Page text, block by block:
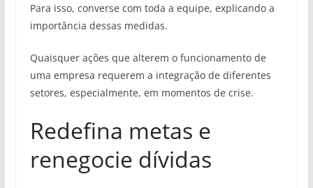
Para isso, converse com toda a equipe, explicando a
importância dessas medidas.
Quaisquer ações que alterem o funcionamento de
uma empresa requerem a integração de diferentes
setores, especialmente, em momentos de crise.
Redefina metas e
renegocie dívidas